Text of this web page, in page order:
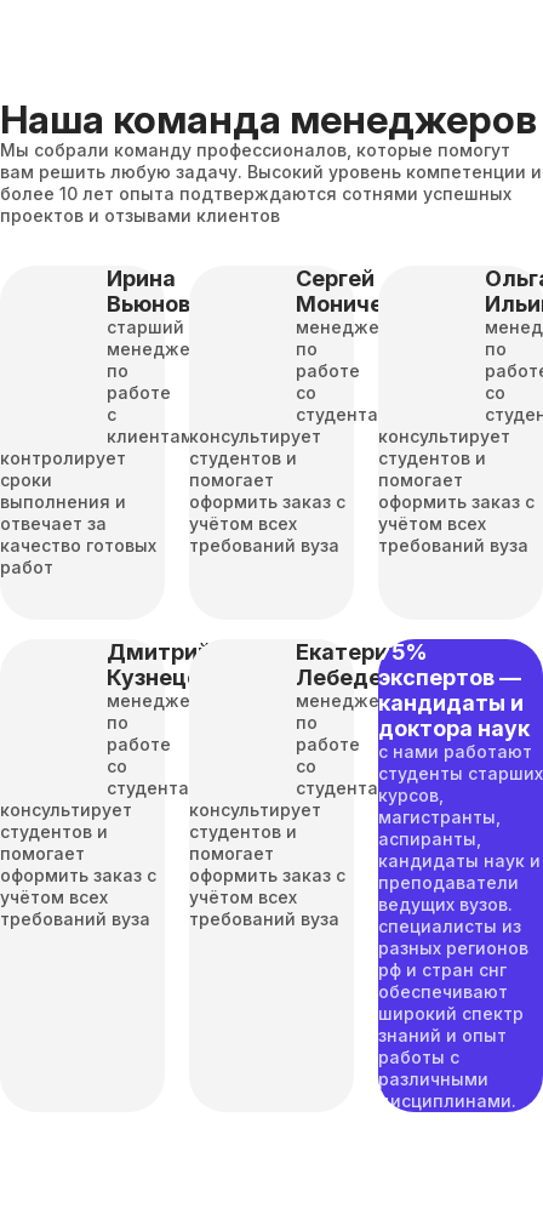
Наша команда менеджеров
Мы собрали команду профессионалов, которые помогут
вам решить любую задачу. Высокий уровень компетенции и
более 10 лет опыта подтверждаются сотнями успешных
проектов и отзывами клиентов
Ирина
Вьюнова
старший
менеджер
по
работе
с
клиентами
контролирует
сроки
выполнения и
отвечает за
качество готовых
работ
Сергей
Моничев
менеджер
по
работе
со
студентами
консультирует
студентов и
помогает
оформить заказ с
учётом всех
требований вуза
по
со
консультирует
студентов и
помогает
оформить заказ с
учётом всех
требований вуза
Дмитрий
Кузнецов
менеджер
по
работе
со
студентами
консультирует
студентов и
помогает
оформить заказ с
учётом всех
требований вуза
Екатерина
Лебедева
менеджер
по
работе
со
студентами
консультирует
студентов и
помогает
оформить заказ с
учётом всех
требований вуза
75%
экспертов —
кандидаты и
доктора наук
с нами работают
студенты старших
курсов,
магистранты,
аспиранты,
кандидаты наук и
преподаватели
ведущих вузов.
специалисты из
разных регионов
рф и стран снг
обеспечивают
широкий спектр
знаний и опыт
работы с
различными
дисциплинами.